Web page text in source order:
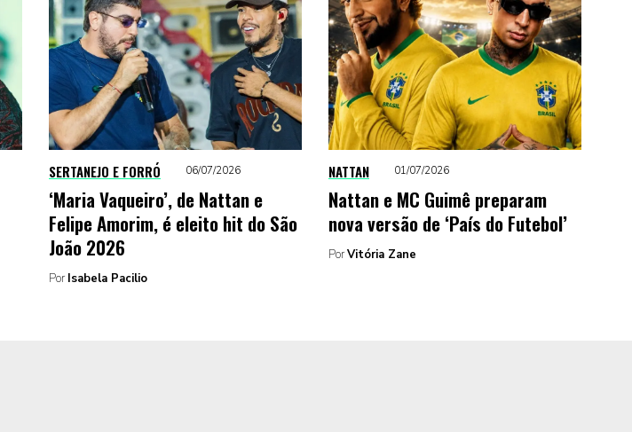
SERTANEJO E FORRÓ 06/07/2026
‘Maria Vaqueiro’, de Nattan e
Felipe Amorim, é eleito hit do São
João 2026
Por Isabela Pacilio
NATTAN 01/07/2026
Nattan e MC Guimê preparam
nova versão de ‘País do Futebol’
PorVitória Zane